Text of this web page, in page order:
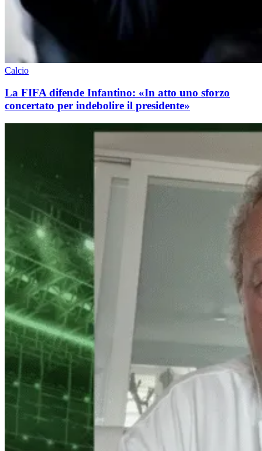
Calcio
La FIFA difende Infantino: «In atto uno sforzo
concertato per indebolire il presidente»